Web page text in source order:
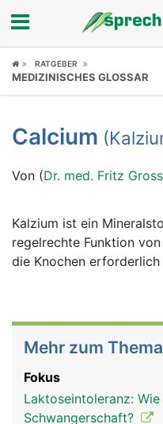
Fokus
Symptome
Untersuchungen
News
Ratgeber
RATGEBER
MEDIZINISCHES GLOSSAR
Calcium
Von (Dr. med. Fritz
Kalzium ist ein
regelrechte Funktion
die Knochen erforderlich
Mehr zum Thema
Fokus
Laktoseintoleranz:
Schwangerschaft?